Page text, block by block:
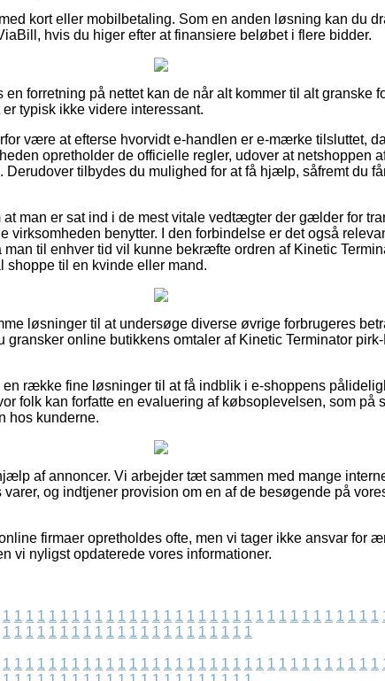
kort eller mobilbetaling. Som en anden løsning kan du
hvis du higer efter at finansiere beløbet i flere bidder.
en forretning på nettet kan de når alt kommer til alt granske
typisk ikke videre interessant.
være at efterse hvorvidt e-handlen er e-mærke tilsluttet,
opretholder de officielle regler, udover at netshoppen
tilbydes du mulighed for at få hjælp, såfremt du
man er sat ind i de mest vitale vedtægter der gælder for
virksomheden benytter. I den forbindelse er det også
til enhver tid vil kunne bekræfte ordren af Kinetic
shoppe til en kvinde eller mand.
løsninger til at undersøge diverse øvrige forbrugeres
gransker online butikkens omtaler af Kinetic Terminator
række fine løsninger til at få indblik i e-shoppens
folk kan forfatte en evaluering af købsoplevelsen, som på
hos kunderne.
af annoncer. Vi arbejder tæt sammen med mange
og indtjener provision om en af de besøgende på
firmaer opretholdes ofte, men vi tager ikke ansvar for
vi nyligst opdaterede vores informationer.
1 1 1 1 1 1 1 1 1 1 1 1 1 1 1 1 1 1 1 1 1 1 1 1 1 1 1 1 1 1 1 1 1
1 1 1 1 1 1 1 1 1 1 1 1 1 1 1 1 1 1 1 1 1 1
1 1 1 1 1 1 1 1 1 1 1 1 1 1 1 1 1 1 1 1 1 1 1 1 1 1 1 1 1 1 1 1 1